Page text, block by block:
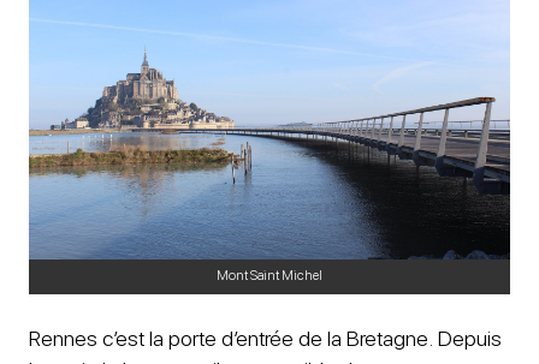
Mont Saint Michel
Rennes c’est la porte d’entrée de la Bretagne. Depuis